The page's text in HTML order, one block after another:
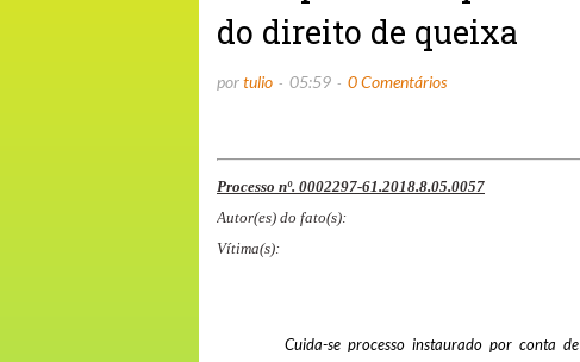
do direito de queixa
portulio 05:59 0 Comentários
Processo nº. 0002297-61.2018.8.05.0057
Autor(es) do fato(s):
Vítima(s):
Cuida-se processo instaurado por conta de